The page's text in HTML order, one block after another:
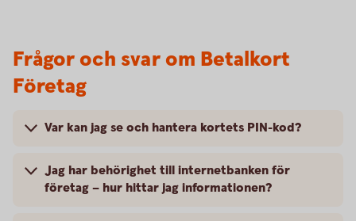
Frågor och svar om Betalkort
Företag
Var kan jag se och hantera kortets PIN-kod?
Jag har behörighet till internetbanken för
företag – hur hittar jag informationen?